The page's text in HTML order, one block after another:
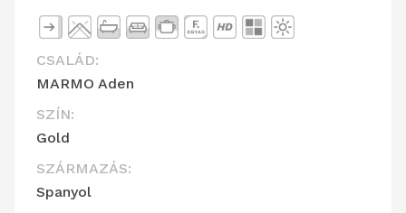
CSALÁD:
MARMO Aden
SZÍN:
Gold
SZÁRMAZÁS:
Spanyol